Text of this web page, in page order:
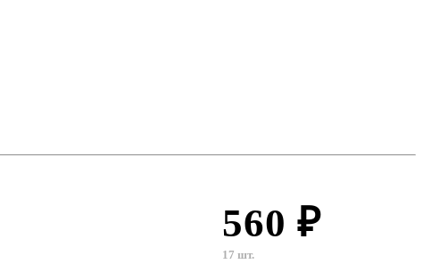
560 ₽
17 шт.